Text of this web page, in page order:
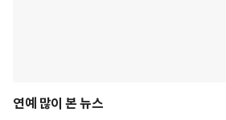
연예 많이 본 뉴스